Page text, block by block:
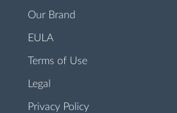
Our Brand
EULA
Terms of Use
Legal
Privacy Policy